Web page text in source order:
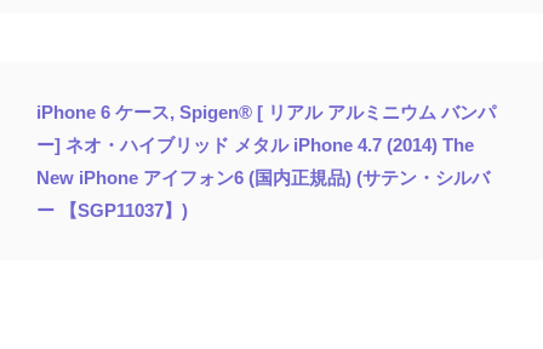
iPhone 6 ケース, Spigen® [ リアル アルミニウム バンパ
ー] ネオ・ハイブリッド メタル iPhone 4.7 (2014) The
New iPhone アイフォン6 (国内正規品) (サテン・シルバ
ー 【SGP11037】)